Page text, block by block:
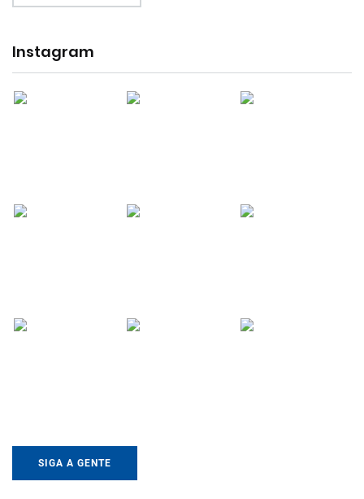
Instagram
SIGA A GENTE